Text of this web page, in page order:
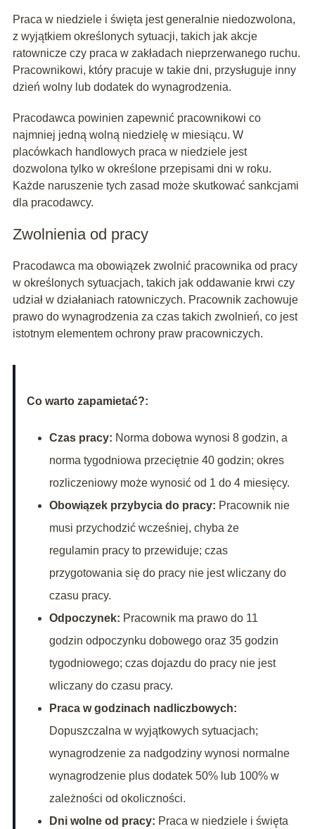
Praca w niedziele i święta jest generalnie niedozwolona,
z wyjątkiem określonych sytuacji, takich jak akcje
ratownicze czy praca w zakładach nieprzerwanego ruchu.
Pracownikowi, który pracuje w takie dni, przysługuje inny
dzień wolny lub dodatek do wynagrodzenia.
Pracodawca powinien zapewnić pracownikowi co
najmniej jedną wolną niedzielę w miesiącu. W
placówkach handlowych praca w niedziele jest
dozwolona tylko w określone przepisami dni w roku.
Każde naruszenie tych zasad może skutkować sankcjami
dla pracodawcy.
Zwolnienia od pracy
Pracodawca ma obowiązek zwolnić pracownika od pracy
w określonych sytuacjach, takich jak oddawanie krwi czy
udział w działaniach ratowniczych. Pracownik zachowuje
prawo do wynagrodzenia za czas takich zwolnień, co jest
istotnym elementem ochrony praw pracowniczych.
Co warto zapamietać?:
Czas pracy: Norma dobowa wynosi 8 godzin, a
norma tygodniowa przeciętnie 40 godzin; okres
rozliczeniowy może wynosić od 1 do 4 miesięcy.
Obowiązek przybycia do pracy: Pracownik nie
musi przychodzić wcześniej, chyba że
regulamin pracy to przewiduje; czas
przygotowania się do pracy nie jest wliczany do
czasu pracy.
Odpoczynek: Pracownik ma prawo do 11
godzin odpoczynku dobowego oraz 35 godzin
tygodniowego; czas dojazdu do pracy nie jest
wliczany do czasu pracy.
Praca w godzinach nadliczbowych:
Dopuszczalna w wyjątkowych sytuacjach;
wynagrodzenie za nadgodziny wynosi normalne
wynagrodzenie plus dodatek 50% lub 100% w
zależności od okoliczności.
Dni wolne od pracy: Praca w niedziele i święta